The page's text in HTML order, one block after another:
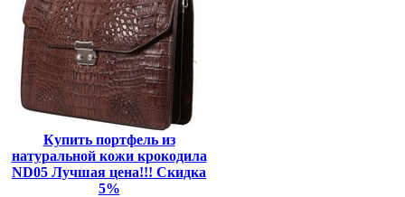
Купить портфель из
натуральной кожи крокодила
ND05 Лучшая цена!!! Скидка
5%